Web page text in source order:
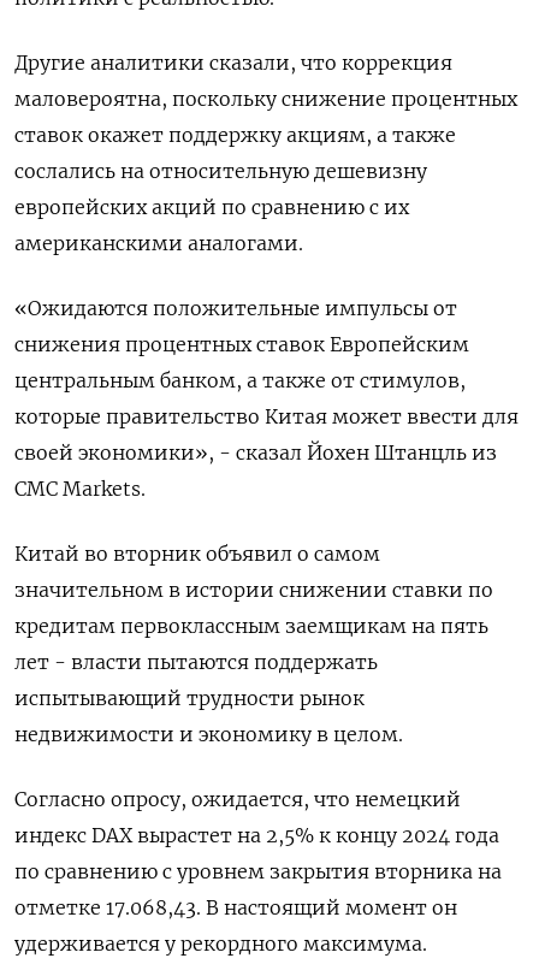
Другие аналитики сказали, что коррекция
маловероятна, поскольку снижение процентных
ставок окажет поддержку акциям, а также
сослались на относительную дешевизну
европейских акций по сравнению с их
американскими аналогами.
«Ожидаются положительные импульсы от
снижения процентных ставок Европейским
центральным банком, а также от стимулов,
которые правительство Китая может ввести для
своей экономики», - сказал Йохен Штанцль из
CMC Markets.
Китай во вторник объявил о самом
значительном в истории снижении ставки по
кредитам первоклассным заемщикам на пять
лет - власти пытаются поддержать
испытывающий трудности рынок
недвижимости и экономику в целом.
Согласно опросу, ожидается, что немецкий
индекс DAX вырастет на 2,5% к концу 2024 года
по сравнению с уровнем закрытия вторника на
отметке 17.068,43. В настоящий момент он
удерживается у рекордного максимума.